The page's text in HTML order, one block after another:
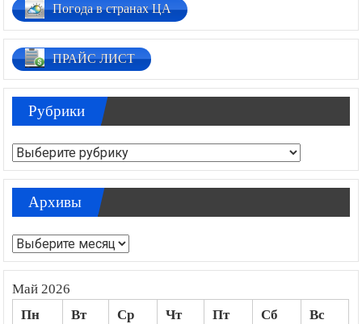
Погода в странах ЦА
ПРАЙС ЛИСТ
Рубрики
Рубрики
Архивы
Архивы
Май 2026
Пн Вт Ср Чт Пт Сб
Вс